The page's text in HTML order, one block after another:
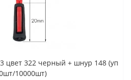
цвет 322 черный + шнур 148 (уп
10000шт)